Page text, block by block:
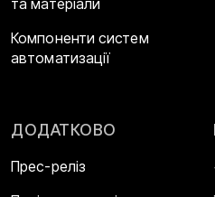
Компоненти систем
автоматизації
ДОДАТКОВО
Прес-реліз